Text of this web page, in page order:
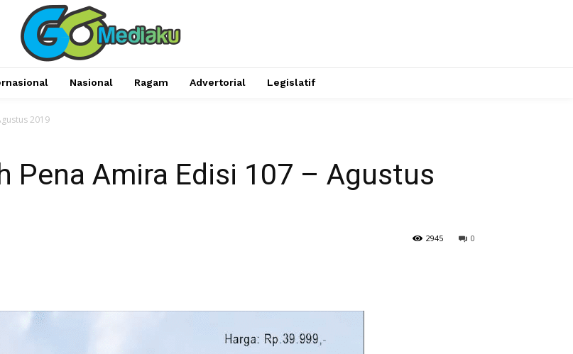
Nasional Ragam Advertorial Legislatif
2019
Pena Amira Edisi 107 – Agustus
0
2945